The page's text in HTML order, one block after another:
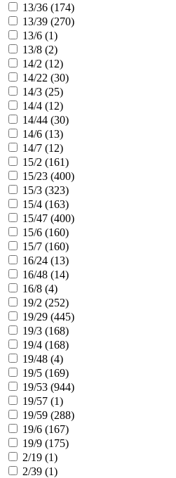
13/36 (174)
13/39 (270)
13/6 (1)
13/8 (2)
14/2 (12)
14/22 (30)
14/3 (25)
14/4 (12)
14/44 (30)
14/6 (13)
14/7 (12)
15/2 (161)
15/23 (400)
15/3 (323)
15/4 (163)
15/47 (400)
15/6 (160)
15/7 (160)
16/24 (13)
16/48 (14)
16/8 (4)
19/2 (252)
19/29 (445)
19/3 (168)
19/4 (168)
19/48 (4)
19/5 (169)
19/53 (944)
19/57 (1)
19/59 (288)
19/6 (167)
19/9 (175)
2/19 (1)
2/39 (1)